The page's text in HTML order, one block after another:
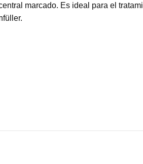
marcado. Es ideal para el